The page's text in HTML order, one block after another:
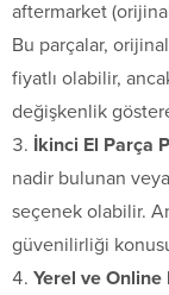
aftermarket
Bu parçalar,
fiyatlı olabilir,
değişkenlik
İkinci El Parça
nadir bulunan
seçenek olabilir.
güvenilirliği
Yerel ve